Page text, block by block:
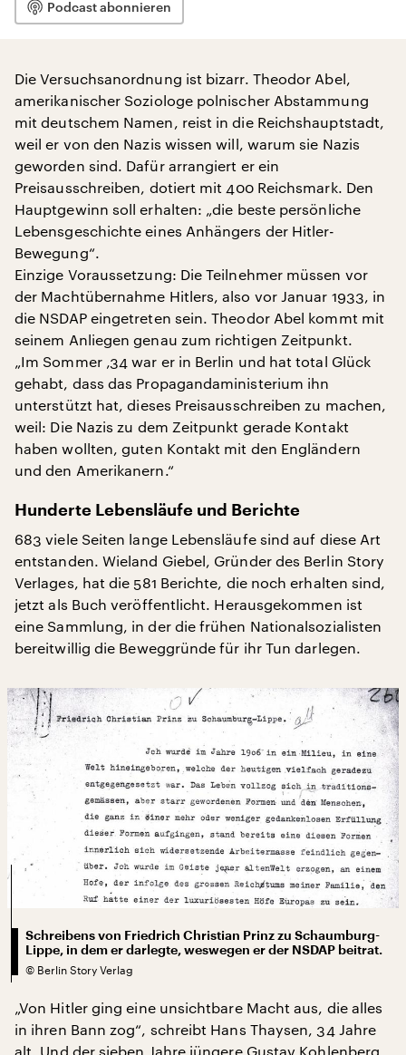
Podcast abonnieren
Die Versuchsanordnung ist bizarr. Theodor Abel,
amerikanischer Soziologe polnischer Abstammung
mit deutschem Namen, reist in die Reichshauptstadt,
weil er von den Nazis wissen will, warum sie Nazis
geworden sind. Dafür arrangiert er ein
Preisausschreiben, dotiert mit 400 Reichsmark. Den
Hauptgewinn soll erhalten: „die beste persönliche
Lebensgeschichte eines Anhängers der Hitler-
Bewegung“.
Einzige Voraussetzung: Die Teilnehmer müssen vor
der Machtübernahme Hitlers, also vor Januar 1933, in
die NSDAP eingetreten sein. Theodor Abel kommt mit
seinem Anliegen genau zum richtigen Zeitpunkt.
„Im Sommer ‚34 war er in Berlin und hat total Glück
gehabt, dass das Propagandaministerium ihn
unterstützt hat, dieses Preisausschreiben zu machen,
weil: Die Nazis zu dem Zeitpunkt gerade Kontakt
haben wollten, guten Kontakt mit den Engländern
und den Amerikanern.“
Hunderte Lebensläufe und Berichte
683 viele Seiten lange Lebensläufe sind auf diese Art
entstanden. Wieland Giebel, Gründer des Berlin Story
Verlages, hat die 581 Berichte, die noch erhalten sind,
jetzt als Buch veröffentlicht. Herausgekommen ist
eine Sammlung, in der die frühen Nationalsozialisten
bereitwillig die Beweggründe für ihr Tun darlegen.
Schreibens von Friedrich Christian Prinz zu Schaumburg-
Lippe, in dem er darlegte, weswegen er der NSDAP beitrat.
© Berlin Story Verlag
„Von Hitler ging eine unsichtbare Macht aus, die alles
in ihren Bann zog“, schreibt Hans Thaysen, 34 Jahre
alt. Und der sieben Jahre jüngere Gustav Kohlenberg